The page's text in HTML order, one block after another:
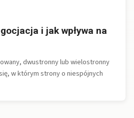
i jak wpływa na
dwustronny lub wielostronny
w którym strony o niespójnych